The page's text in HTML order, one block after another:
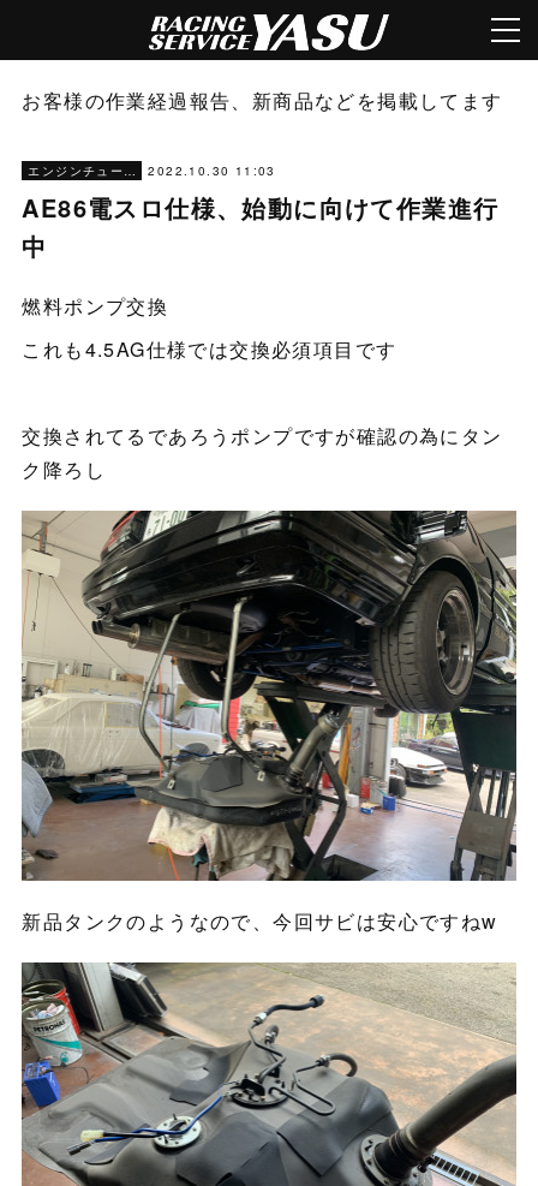
お客様の作業経過報告、新商品などを掲載してます
エンジンチューニング 2022.10.30 11:03
AE86電スロ仕様、始動に向けて作業進行
中
燃料ポンプ交換
これも4.5AG仕様では交換必須項目です
交換されてるであろうポンプですが確認の為にタン
ク降ろし
新品タンクのようなので、今回サビは安心ですねw